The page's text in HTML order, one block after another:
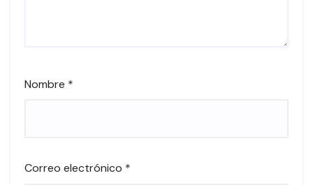
Nombre *
Correo electrónico *